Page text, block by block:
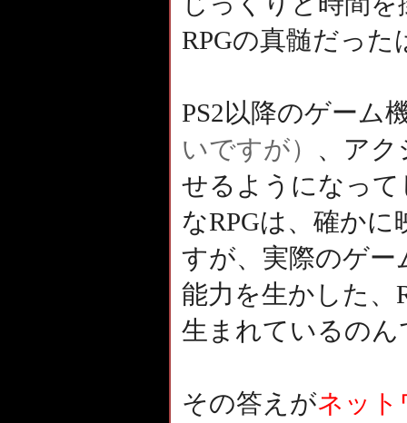
RPGの真髄だっ
PS2以降のゲーム
いですが） 、アク
せるようになって
なRPGは、確か
すが、実際のゲ
能力を生かした、
生まれているの
その答えがネット